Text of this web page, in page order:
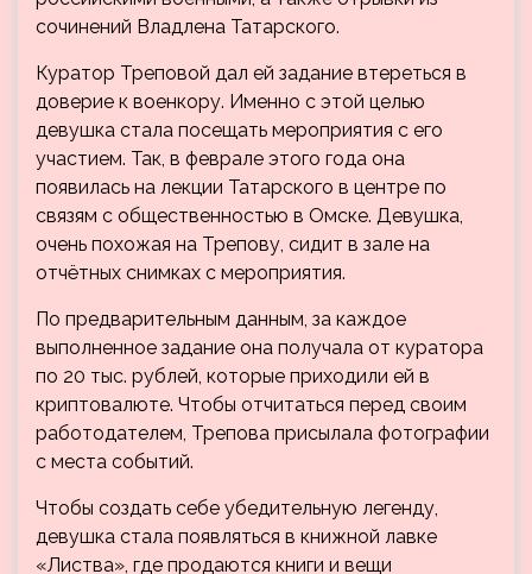
сочинений Владлена Татарского.
Куратор Треповой дал ей задание втереться в
доверие к военкору. Именно с этой целью
девушка стала посещать мероприятия с его
участием. Так, в феврале этого года она
появилась на лекции Татарского в центре по
связям с общественностью в Омске. Девушка,
очень похожая на Трепову, сидит в зале на
отчётных снимках с мероприятия.
По предварительным данным, за каждое
выполненное задание она получала от куратора
по 20 тыс. рублей, которые приходили ей в
криптовалюте. Чтобы отчитаться перед своим
работодателем, Трепова присылала фотографии
с места событий.
Чтобы создать себе убедительную легенду,
девушка стала появляться в книжной лавке
«Листва», где продаются книги и вещи